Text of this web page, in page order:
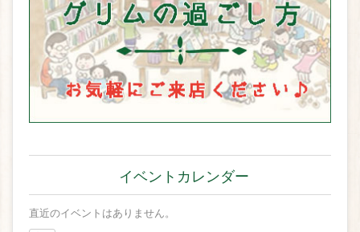
イベントカレンダー
直近のイベントはありません。